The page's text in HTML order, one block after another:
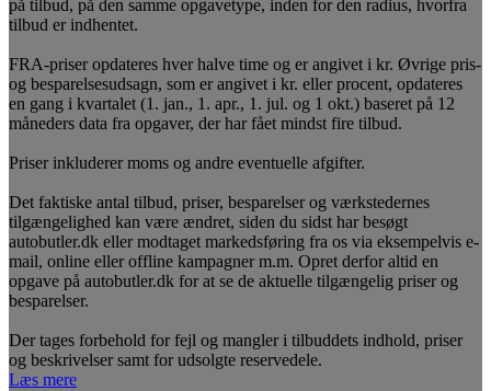
på tilbud, på den samme opgavetype, inden for den radius, hvorfra
tilbud er indhentet.
FRA-priser opdateres hver halve time og er angivet i kr. Øvrige pris-
og besparelsesudsagn, som er angivet i kr. eller procent, opdateres
en gang i kvartalet (1. jan., 1. apr., 1. jul. og 1 okt.) baseret på 12
måneders data fra opgaver, der har fået mindst fire tilbud.
Priser inkluderer moms og andre eventuelle afgifter.
Det faktiske antal tilbud, priser, besparelser og værkstedernes
tilgængelighed kan være ændret, siden du sidst har besøgt
autobutler.dk eller modtaget markedsføring fra os via eksempelvis e-
mail, online eller offline kampagner m.m. Opret derfor altid en
opgave på autobutler.dk for at se de aktuelle tilgængelig priser og
besparelser.
Der tages forbehold for fejl og mangler i tilbuddets indhold, priser
og beskrivelser samt for udsolgte reservedele.
Læs mere